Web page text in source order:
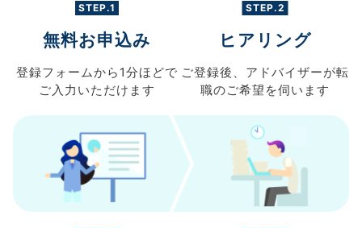
STEP.1
無料お申込み
登録フォームから 1分ほどで
ご入力 いただけます
STEP.2
ヒアリング
ご登録後、 アドバイザーが転
職のご希望を伺います